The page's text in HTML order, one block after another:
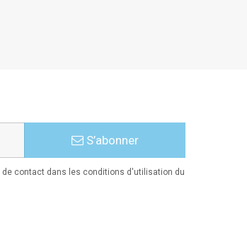
S’abonner
contact dans les conditions d'utilisation du